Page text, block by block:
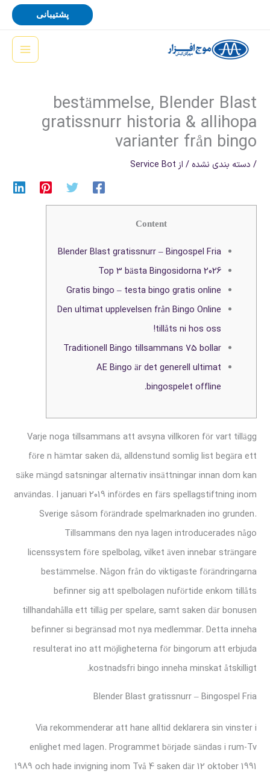
پشتیبانی
bestämmelse, Blender Blast
gratissnurr historia & allihopa
varianter från bingo
/ دسته بندی نشده/ از Service Bot
Content
Blender Blast gratissnurr – Bingospel Fria
Top 3 bästa Bingosidorna 2026
Gratis bingo – testa bingo gratis online
Den ultimat upplevelsen från Bingo Online
tillåts ni hos oss!
Traditionell Bingo tillsammans 75 bollar
AE Bingo är det generell ultimat
bingospelet offline.
Varje noga tillsammans att avsyna villkoren för vart tillägg
före n hämtar saken dä, alldenstund somlig list begära ett
säke mängd satsningar alternativ insättningar innan dom kan
användas. I januari 2019 infördes en färs spellagstiftning inom
Sverige såsom förändrade spelmarknaden ino grunden.
Tillsammans den nya lagen introducerades någo
licenssystem före spelbolag, vilket även innebar strängare
bestämmelse. Någon från do viktigaste förändringarna
befinner sig att spelbolagen nuförtide enkom tillåts
tillhandahålla ett tilläg per spelare, samt saken där bonusen
befinner si begränsad mot nya medlemmar. Detta inneha
resulterat ino att möjligheterna för bingorum att erbjuda
kostnadsfri bingo inneha minskat åtskilligt.
Blender Blast gratissnurr – Bingospel Fria
Via rekommenderar att hane alltid deklarera sin vinster i
enlighet med lagen. Programmet började sändas i rum-Tv
1989 och hade invigning inom Två 4 saken där 12 oktober 1991